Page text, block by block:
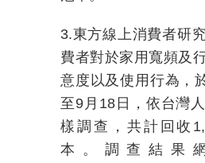
3.東方線上消費者研
費者對於家用寬頻及
意度以及使用行為，
至9月 18日，依台灣
樣調查，共計回收
本。調查結果